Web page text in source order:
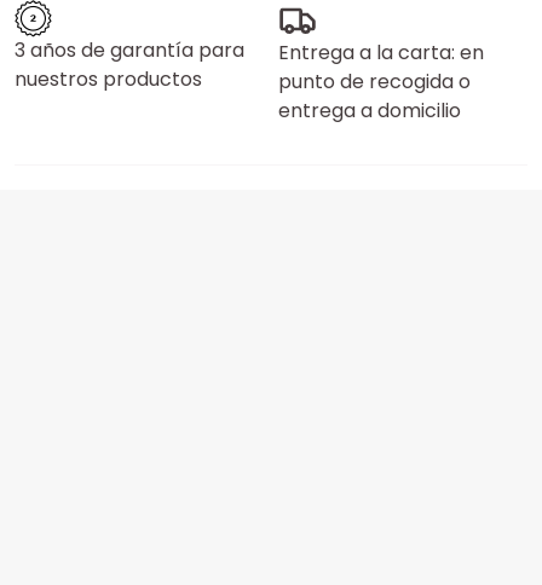
3 años de garantía para
nuestros productos
Entrega a la carta: en
punto de recogida o
entrega a domicilio